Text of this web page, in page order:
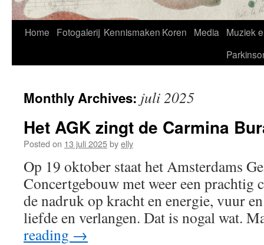
Home Fotogalerij Kennismaken Koren Media
Muziek
Monthly Archives: juli 2025
Het AGK zingt de Carmina
Posted on 13 juli 2025byelly
Op 19 oktober staat het Amsterdams
Concertgebouw met weer een prachtig
de nadruk op kracht en energie, vuur
liefde en verlangen. Dat is nogal wat.
reading →